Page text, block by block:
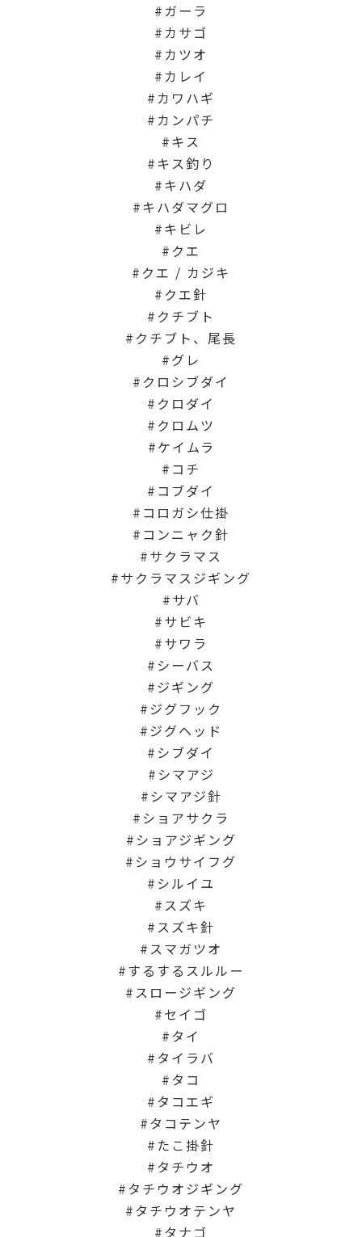
ガーラ
カサゴ
カツオ
カレイ
カワハギ
カンパチ
キス
キス釣り
キハダ
キハダマグロ
キビレ
クエ
クエ / カジキ
クエ針
クチブト
クチブト、尾長
グレ
クロシブダイ
クロダイ
クロムツ
ケイムラ
コチ
コブダイ
コロガシ仕掛
コンニャク針
サクラマス
サクラマスジギング
サバ
サビキ
サワラ
シーバス
ジギング
ジグフック
ジグヘッド
シブダイ
シマアジ
シマアジ針
ショアサクラ
ショアジギング
ショウサイフグ
シルイユ
スズキ
スズキ針
スマガツオ
するするスルルー
スロージギング
セイゴ
タイ
タイラバ
タコ
タコエギ
タコテンヤ
たこ掛針
タチウオ
タチウオジギング
タチウオテンヤ
タナゴ